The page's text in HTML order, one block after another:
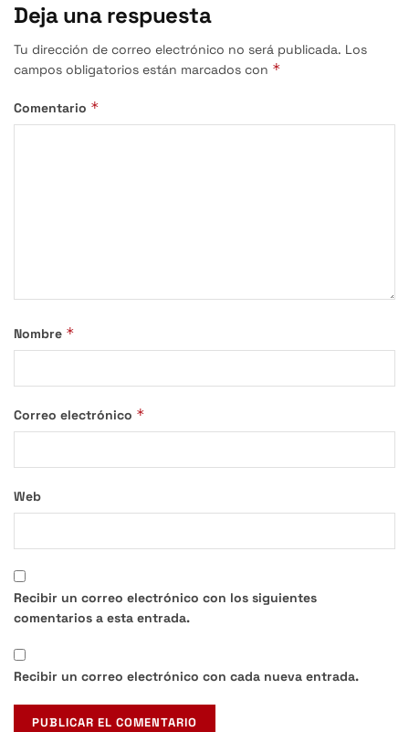
Deja una respuesta
Tu dirección de correo electrónico no será publicada. Los
campos obligatorios están marcados con *
Comentario *
Nombre *
Correo electrónico *
Web
Recibir un correo electrónico con los siguientes
comentarios a esta entrada.
Recibir un correo electrónico con cada nueva entrada.